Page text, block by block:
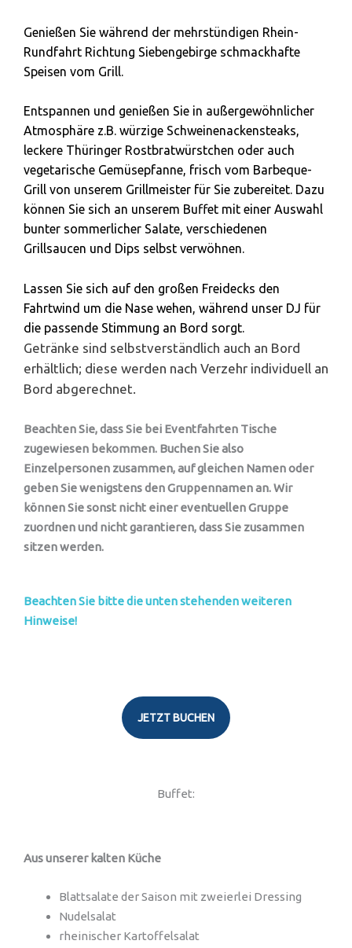
Genießen Sie während der mehrstündigen Rhein-
Rundfahrt Richtung Siebengebirge schmackhafte
Speisen vom Grill.
Entspannen und genießen Sie in außergewöhnlicher
Atmosphäre z.B. würzige Schweinenackensteaks,
leckere Thüringer Rostbratwürstchen oder auch
vegetarische Gemüsepfanne, frisch vom Barbeque-
Grill von unserem Grillmeister für Sie zubereitet. Dazu
können Sie sich an unserem Buffet mit einer Auswahl
bunter sommerlicher Salate, verschiedenen
Grillsaucen und Dips selbst verwöhnen.
Lassen Sie sich auf den großen Freidecks den
Fahrtwind um die Nase wehen, während unser DJ für
die passende Stimmung an Bord sorgt.
Getränke sind selbstverständlich auch an Bord
erhältlich; diese werden nach Verzehr individuell an
Bord abgerechnet.
Beachten Sie, dass Sie bei Eventfahrten Tische
zugewiesen bekommen. Buchen Sie also
Einzelpersonen zusammen, auf gleichen Namen oder
geben Sie wenigstens den Gruppennamen an. Wir
können Sie sonst nicht einer eventuellen Gruppe
zuordnen und nicht garantieren, dass Sie zusammen
sitzen werden.
Beachten Sie bitte die unten stehenden weiteren
Hinweise!
JETZT BUCHEN
Buffet:
Aus unserer kalten Küche
Blattsalate der Saison mit zweierlei Dressing
Nudelsalat
rheinischer Kartoffelsalat